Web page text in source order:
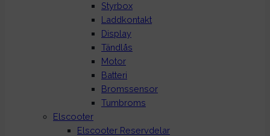
Styrbox
Laddkontakt
Display
Tändlås
Motor
Batteri
Bromssensor
Tumbroms
Elscooter
Elscooter Reservdelar